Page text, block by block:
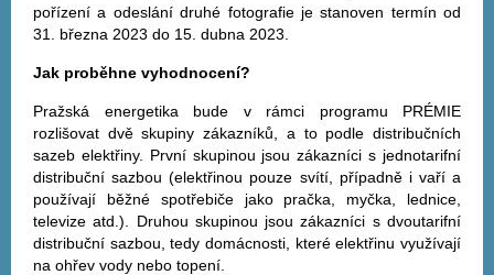
pořízení a odeslání druhé fotografie je stanoven termín od
31. března 2023 do 15. dubna 2023.
Jak proběhne vyhodnocení?
Pražská energetika bude v rámci programu PRÉMIE
rozlišovat dvě skupiny zákazníků, a to podle distribučních
sazeb elektřiny. První skupinou jsou zákazníci s jednotarifní
distribuční sazbou (elektřinou pouze svítí, případně i vaří a
používají běžné spotřebiče jako pračka, myčka, lednice,
televize atd.). Druhou skupinou jsou zákazníci s dvoutarifní
distribuční sazbou, tedy domácnosti, které elektřinu využívají
na ohřev vody nebo topení.